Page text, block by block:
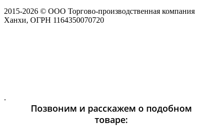
2015-2026 © ООО Торгово-производственная компания
Ханхи, ОГРН 1164350070720
.
Позвоним и расскажем о подобном
товаре: